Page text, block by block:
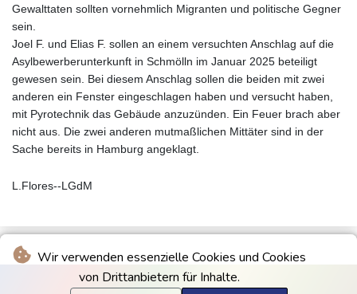
Wir verwenden essenzielle Cookies und Cookies
von Drittanbietern für Inhalte.
Gewalttaten sollten vornehmlich Migranten und politische Gegner
sein.
Joel F. und Elias F. sollen an einem versuchten Anschlag auf die
Asylbewerberunterkunft in Schmölln im Januar 2025 beteiligt
gewesen sein. Bei diesem Anschlag sollen die beiden mit zwei
anderen ein Fenster eingeschlagen haben und versucht haben,
mit Pyrotechnik das Gebäude anzuzünden. Ein Feuer brach aber
nicht aus. Die zwei anderen mutmaßlichen Mittäter sind in der
Sache bereits in Hamburg angeklagt.
L.Flores--LGdM